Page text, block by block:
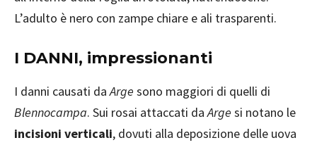
L’adulto è nero con zampe chiare e ali trasparenti.
I DANNI, impressionanti
I danni causati daArge sono maggiori di quelli di
Blennocampa. Sui rosai attaccati daArge si notano le
incisioni verticali, dovuti alla deposizione delle uova